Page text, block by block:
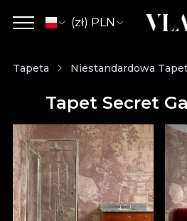
(zł) PLN
Tapeta Niestandardowa
Tapet Secret